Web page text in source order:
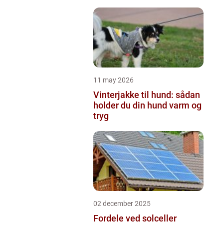
11 may 2026
Vinterjakke til hund: sådan
holder du din hund varm og
tryg
02 december 2025
Fordele ved solceller